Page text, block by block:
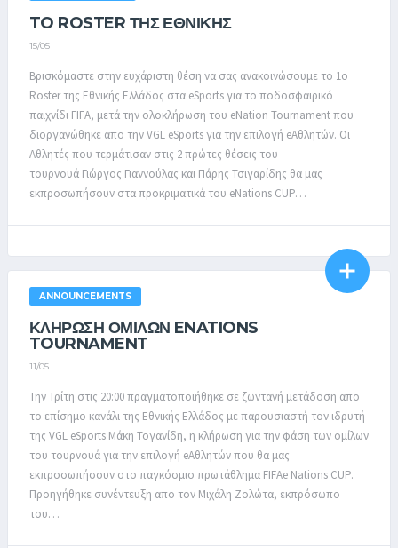
TO ROSTER ΤΗΣ ΕΘΝΙΚΗΣ
15/05
Βρισκόμαστε στην ευχάριστη θέση να σας ανακοινώσουμε το 1ο
Roster της Εθνικής Ελλάδος στα eSports για το ποδοσφαιρικό
παιχνίδι FIFA, μετά την ολοκλήρωση του eNation Tournament που
διοργανώθηκε απο την VGL eSports για την επιλογή eΑθλητών. Οι
Αθλητές που τερμάτισαν στις 2 πρώτες θέσεις του
τουρνουά Γιώργος Γιαννούλας και Πάρης Τσιγαρίδης θα μας
εκπροσωπήσουν στα προκριματικά του eNations CUP…
ANNOUNCEMENTS
ΚΛΗΡΩΣΗ ΟΜΙΛΩΝ ENATIONS
TOURNAMENT
11/05
Την Τρίτη στις 20:00 πραγματοποιήθηκε σε ζωντανή μετάδοση απο
το επίσημο κανάλι της Εθνικής Ελλάδος με παρουσιαστή τον ιδρυτή
της VGL eSports Μάκη Τογανίδη, η κλήρωση για την φάση των ομίλων
του τουρνουά για την επιλογή eΑθλητών που θα μας
εκπροσωπήσουν στο παγκόσμιο πρωτάθλημα FIFAe Nations CUP.
Προηγήθηκε συνέντευξη απο τον Μιχάλη Ζολώτα, εκπρόσωπο
του…